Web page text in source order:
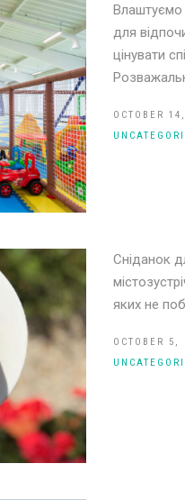
Влаштуємо
для
цінувати
OCTOBER
Сніданок
яких не
OCTOBER 5,